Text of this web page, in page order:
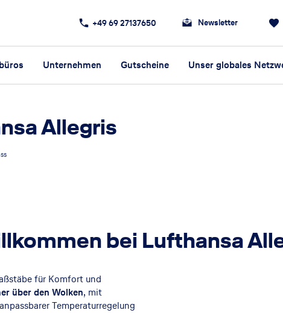
+49 69 27137650 Newsletter
Unternehmen Gutscheine Unser globales
Allegris
bei Lufthansa
für Komfort und
über den Wolken, mit
Temperaturregelung